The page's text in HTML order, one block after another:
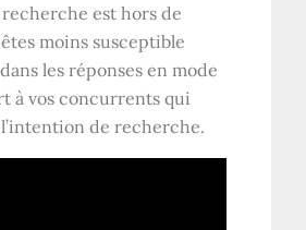
est hors de
moins susceptible
les réponses en mode
à vos concurrents qui
de recherche.